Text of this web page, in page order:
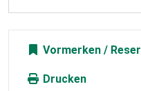
Vormerken
Drucken